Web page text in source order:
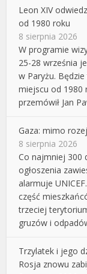
Leon XIV
od 1980 roku
8 sierpnia 2026
W programie
25-28 września
w Paryżu.
miejscu od 1980
przemówił Jan
Gaza: mimo
8 sierpnia 2026
Co najmniej 300
ogłoszenia
alarmuje
część
trzeciej
gruzów i
Trzylatek i jego
Rosja znowu